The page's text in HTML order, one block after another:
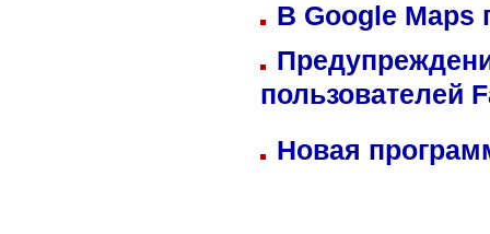
В Google Maps
пользователей
Новая